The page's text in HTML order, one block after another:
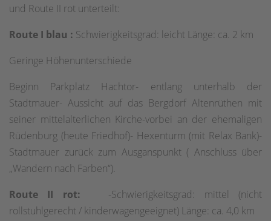
und Route II rot unterteilt:
Route I blau : Schwierigkeitsgrad: leicht Länge: ca. 2 km
Geringe Höhenunterschiede
Beginn Parkplatz Hachtor- entlang unterhalb der
Stadtmauer- Aussicht auf das Bergdorf Altenrüthen mit
seiner mittelalterlichen Kirche-vorbei an der ehemaligen
Rüdenburg (heute Friedhof)- Hexenturm (mit Relax Bank)-
Stadtmauer zurück zum Ausganspunkt ( Anschluss über
„Wandern nach Farben“).
Route II rot: -Schwierigkeitsgrad: mittel (nicht
rollstuhlgerecht / kinderwagengeeignet) Länge: ca. 4,0 km